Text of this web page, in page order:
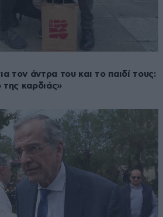
τον άντρα του και το παιδί τους:
καρδιάς»